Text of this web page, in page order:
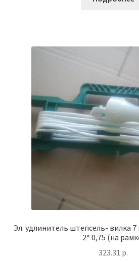
Эл. удлинитель штепсель- вилка
2* 0,75 (на
323.31 р.